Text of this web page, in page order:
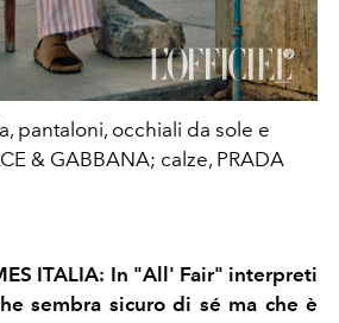
pantaloni, occhiali da sole e
& GABBANA; calze, PRADA
ITALIA: In "All' Fair" interpreti
sembra sicuro di sé ma che è